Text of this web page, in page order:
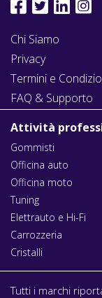
Chi Siamo
Privacy
Termini e
FAQ & Supporto
Attività
Gommisti
Officina auto
Officina moto
Tuning
Elettrauto e Hi-Fi
Carrozzeria
Cristalli
Tutti i marchi